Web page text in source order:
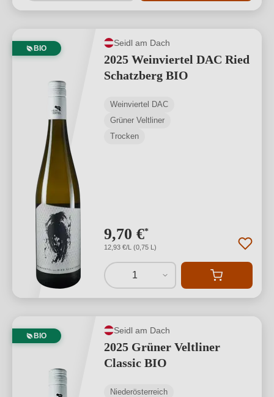
BIO
Seidl am Dach
2025 Weinviertel DAC Ried
Schatzberg BIO
Weinviertel DAC
Grüner Veltliner
Trocken
9,70 €*
12,93 €/L (0,75 L)
1
BIO
Seidl am Dach
2025 Grüner Veltliner
Classic BIO
Niederösterreich